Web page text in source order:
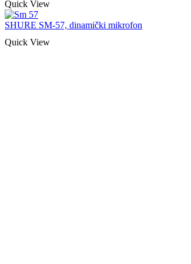
Quick View
SHURE SM-57, dinamički mikrofon
Quick View